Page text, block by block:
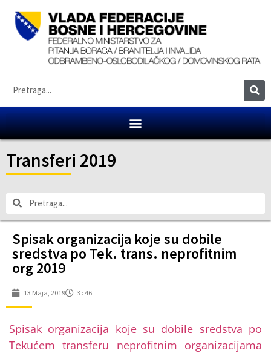
Transferi 2019
Spisak organizacija koje su dobile
sredstva po Tek. trans. neprofitnim
org 2019
13 Maja, 2019 3 : 46
Spisak organizacija koje su dobile sredstva po
Tekućem transferu neprofitnim organizacijama